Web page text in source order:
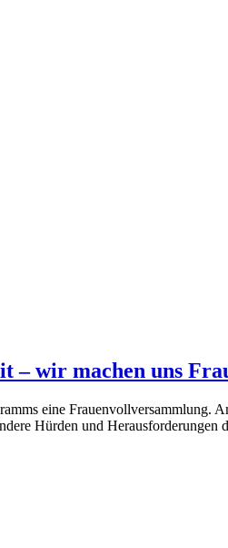
– wir machen uns
eine Frauenvollversammlung.
Hürden und Herausforderungen